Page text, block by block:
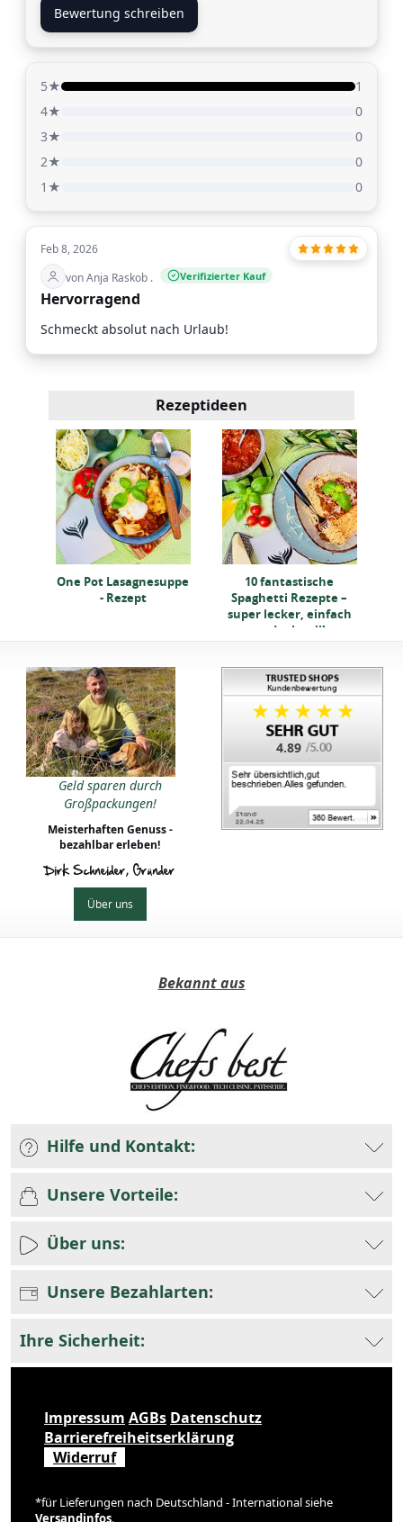
Bewertung schreiben
5★
1
4★
0
3★
0
2★
0
1★
0
Feb 8, 2026
von Anja Raskob .
Verifizierter Kauf
Hervorragend
Schmeckt absolut nach Urlaub!
Rezeptideen
One Pot Lasagnesuppe
- Rezept
10 fantastische
Spaghetti Rezepte –
super lecker, einfach
und schnell!
Geld sparen durch
Großpackungen!
Meisterhaften Genuss -
bezahlbar erleben!
Dirk Schneider, Gründer
Über uns
4.89
Bekannt aus
Hilfe und Kontakt:
Unsere Vorteile:
Über uns:
Unsere Bezahlarten:
Ihre Sicherheit:
Impressum AGBs Datenschutz
Barrierefreiheitserklärung
Widerruf
*für Lieferungen nach Deutschland - International siehe
Versandinfos.